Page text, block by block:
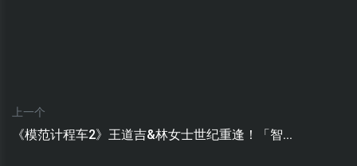
上一个
《模范计程车2》王道吉&林女士世纪重逢！「智...